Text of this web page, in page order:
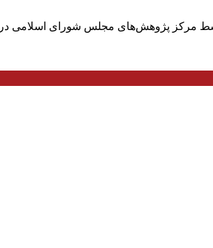
مجلس شورای اسلامی در زمستان ۱۴۰۰،